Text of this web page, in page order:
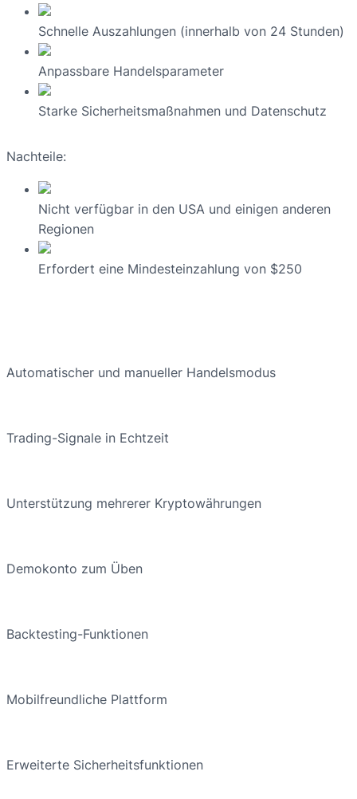
Schnelle Auszahlungen (innerhalb von 24 Stunden)
Anpassbare Handelsparameter
Starke Sicherheitsmaßnahmen und Datenschutz
Nachteile:
Nicht verfügbar in den USA und einigen anderen
Regionen
Erfordert eine Mindesteinzahlung von $250
Automatischer und manueller Handelsmodus
Trading-Signale in Echtzeit
Unterstützung mehrerer Kryptowährungen
Demokonto zum Üben
Backtesting-Funktionen
Mobilfreundliche Plattform
Erweiterte Sicherheitsfunktionen